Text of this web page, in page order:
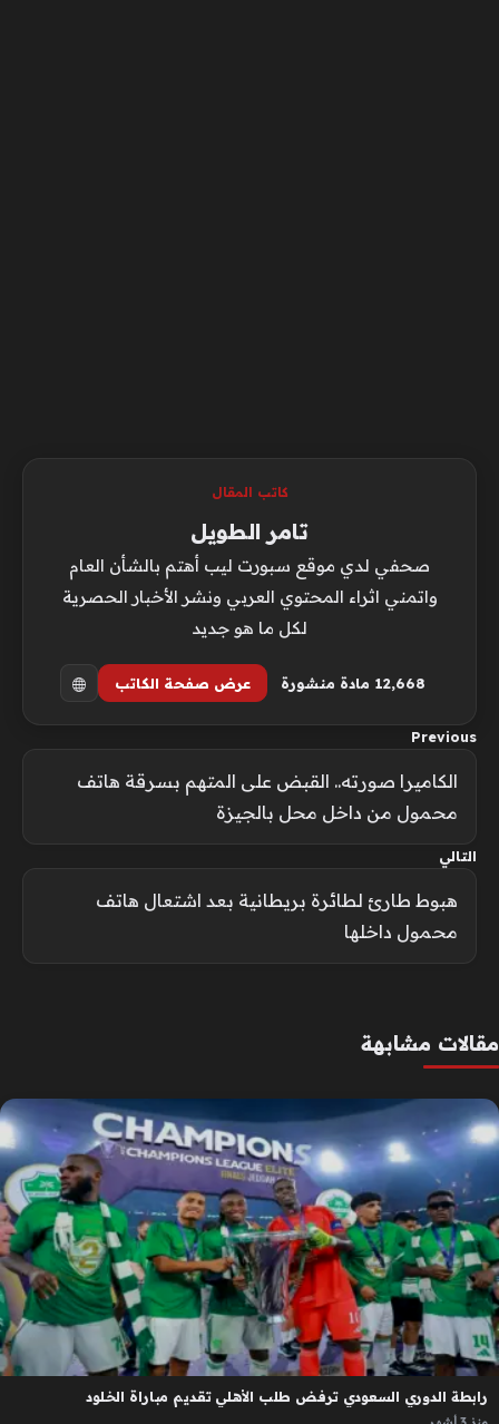
كاتب المقال
تامر الطويل
صحفي لدي موقع سبورت ليب أهتم بالشأن العام
واتمني اثراء المحتوي العربي ونشر الأخبار الحصرية
لكل ما هو جديد
12٬668 مادة منشورة عرض صفحة الكاتب
Previous
الكاميرا صورته.. القبض على المتهم بسرقة هاتف
محمول من داخل محل بالجيزة
التالي
هبوط طارئ لطائرة بريطانية بعد اشتعال هاتف
محمول داخلها
مقالات مشابهة
رابطة الدوري السعودي ترفض طلب الأهلي تقديم مباراة الخلود